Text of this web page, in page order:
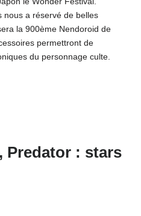
nous a réservé de belles
la 900ème Nendoroid de
permettront de
du personnage culte.
Predator : stars